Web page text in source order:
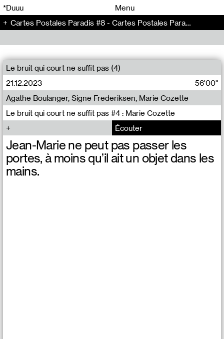
*Duuu
Menu
Cartes Postales Paradis #8 - Cartes Postales Paradis (8)
Le bruit qui court ne suffit pas (4)
21.12.2023
56'00"
Le bruit qui court ne suffit pas #4 : Marie Cozette
Agathe Boulanger, Signe Frederiksen, Marie Cozette
Écouter
Jean-Marie ne peut pas passer les
portes, à moins qu’il ait un objet dans les
mains.
00 00
00 00